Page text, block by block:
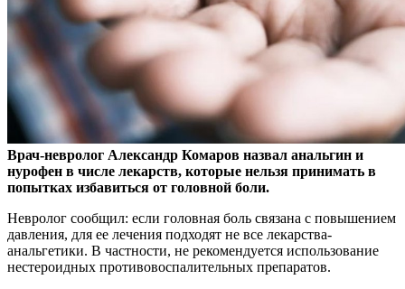
Врач-невролог Александр Комаров назвал анальгин и
нурофен в числе лекарств, которые нельзя принимать в
попытках избавиться от головной боли.
Невролог сообщил: если головная боль связана с повышением
давления, для ее лечения подходят не все лекарства-
анальгетики. В частности, не рекомендуется использование
нестероидных противовоспалительных препаратов.